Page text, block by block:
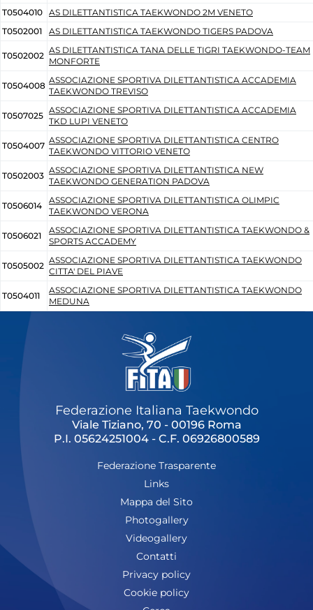
Feed
Dove siamo
Federazione Trasparente
Fita HUB
T0504010 AS DILETTANTISTICA TAEKWONDO 2M VENETO
T0502001
AS DILETTANTISTICA TAEKWONDO TIGERS PADOVA
T0502002
AS DILETTANTISTICA TANA DELLE TIGRI TAEKWONDO-TEAM
MONFORTE
T0504008
ASSOCIAZIONE SPORTIVA DILETTANTISTICA ACCADEMIA
TAEKWONDO TREVISO
T0507025
ASSOCIAZIONE SPORTIVA DILETTANTISTICA ACCADEMIA
TKD LUPI VENETO
T0504007
ASSOCIAZIONE SPORTIVA DILETTANTISTICA CENTRO
TAEKWONDO VITTORIO VENETO
T0502003
ASSOCIAZIONE SPORTIVA DILETTANTISTICA NEW
TAEKWONDO GENERATION PADOVA
T0506014
ASSOCIAZIONE SPORTIVA DILETTANTISTICA OLIMPIC
TAEKWONDO VERONA
T0506021
ASSOCIAZIONE SPORTIVA DILETTANTISTICA TAEKWONDO &
SPORTS ACCADEMY
T0505002
ASSOCIAZIONE SPORTIVA DILETTANTISTICA TAEKWONDO
CITTA' DEL PIAVE
T0504011
ASSOCIAZIONE SPORTIVA DILETTANTISTICA TAEKWONDO
MEDUNA
Federazione Italiana Taekwondo
Viale Tiziano, 70 - 00196 Roma
P.I. 05624251004 - C.F. 06926800589
Federazione Trasparente
Links
Mappa del Sito
Photogallery
Videogallery
Contatti
Privacy policy
Cookie policy